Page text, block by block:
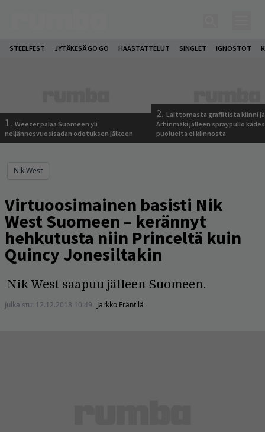
STEELFEST JYTÄKESÄ GO GO HAASTATTELUT SINGLET IGNOSTOT
1. Weezer palaa Suomeen yli
neljännesvuosisadan odotuksen jälkeen
2. Laittomasta graffitista kiinni
Arhinmäki jälleen spraypullo
puolueita ei kiinnosta
Nik West
Virtuoosimainen basisti Nik
West Suomeen – kerännyt
hehkutusta niin Princeltä kuin
Quincy Jonesiltakin
Nik West saapuu jälleen Suomeen.
Julkaistu: 12.12.2018 10:49 Jarkko Fräntilä